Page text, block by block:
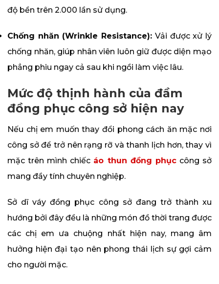
độ bền trên 2.000 lần sử dụng.
Chống nhăn (Wrinkle Resistance): Vải được xử lý
chống nhăn, giúp nhân viên luôn giữ được diện mạo
phẳng phiu ngay cả sau khi ngồi làm việc lâu.
Mức độ thịnh hành của đầm
đồng phục công sở hiện nay
Nếu chị em muốn thay đổi phong cách ăn mặc nơi
công sở để trở nên rạng rỡ và thanh lịch hơn, thay vì
mặc trên mình chiếc áo thun đồng phụccông sở
mang đầy tính chuyên nghiệp.
Sở dĩ váy đồng phục công sở đang trở thành xu
hướng bởi đây đều là những món đồ thời trang được
các chị em ưa chuộng nhất hiện nay, mang âm
hưởng hiện đại tạo nên phong thái lịch sự gợi cảm
cho người mặc.